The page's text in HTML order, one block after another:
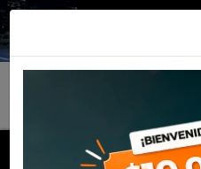
MENU